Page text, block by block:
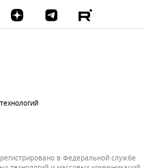
в Федеральной службе